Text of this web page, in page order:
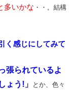
多いかな ・・。結構
く感じにしてみて
張られているよ
ょう!」
とか、色々